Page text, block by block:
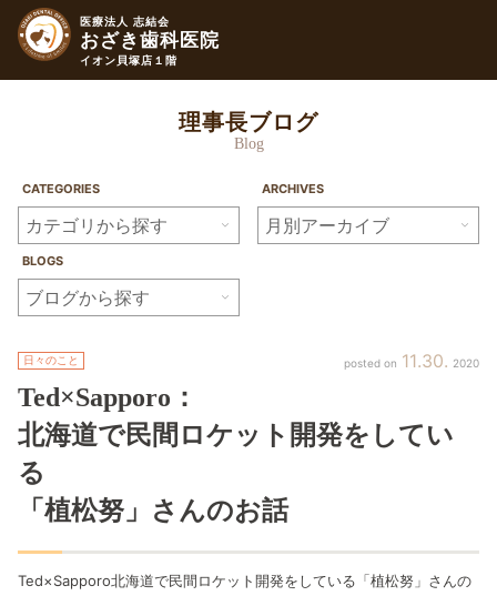
医療法人 志結会
おざき歯科医院
イオン貝塚店１階
理事長ブログ
Blog
CATEGORIES ARCHIVES
BLOGS
11 30 2020
日々のこと
Ted×Sapporo ：
北海道で民間ロケット開発をしてい
る
「植松努」
さんのお話
Ted×Sapporo北海道で民間ロケット開発をしている「植松努」さんの